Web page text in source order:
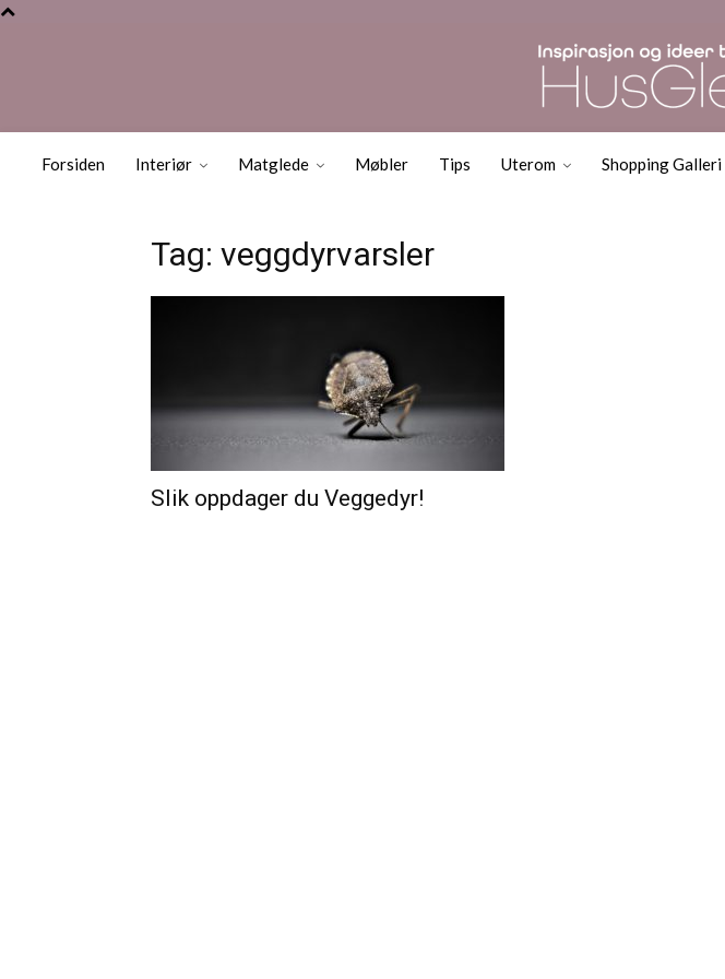
Forsiden Interiør Matglede Møbler Tips Uterom Shopping Galleri
Tag: veggdyrvarsler
Slik oppdager du Veggedyr!